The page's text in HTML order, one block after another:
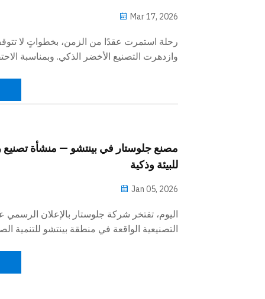
Mar 17, 2026
رحلة استمرت عقدًا من الزمن، بخطواتٍ لا
وازدهرت التصنيع الأخضر الذكي. وبمناسبة
الخاص بنا—الذي يقع استراتيجيًّا في قلب منطقة
مصنع جلوستار في بينتشو — منشأة تصنيع
للبيئة وذكية
Jan 05, 2026
اليوم، تفتخر شركة جلوستار بالإعلان الرسمي
التصنيعية الواقعة في منطقة بينتشو للتنمية
١٠٠٬٠٠٠ متر مربع، وتُعتبر مصنع بينتشو
بين التصنيع الذكي والإنتاج الأخضر والبحث